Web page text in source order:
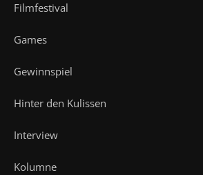
Filmfestival
Games
Gewinnspiel
Hinter den Kulissen
Interview
Kolumne